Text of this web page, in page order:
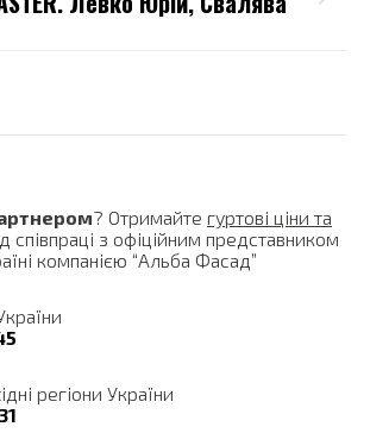
? Отримайте гуртові ціни та
співпраці з офіційним представником
компанією “Альба Фасад”
регіони України